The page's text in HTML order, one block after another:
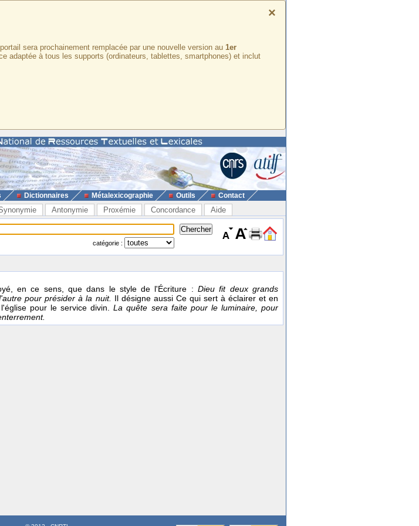
×
sera prochainement remplacée par une nouvelle version au 1er
adaptée à tous les supports (ordinateurs, tablettes, smartphones) et inclut
Dictionnaires Métalexicographie Outils Contact
Antonymie Proxémie Concordance Aide
catégorie :
en ce sens, que dans le style de l'Écriture :Dieu fit deux grands
pour présider à la nuit. Il désigne aussi Ce qui sert à éclairer et en
pour le service divin.La quête sera faite pour le luminaire, pour